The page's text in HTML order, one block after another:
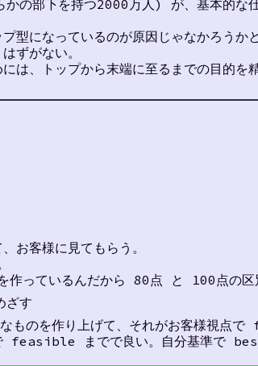
の部下を持つ2000万人) が、基本的な
型になっているのが原因じゃなかろう
ずがない。
は、トップから末端に至るまでの目的
客様に見てもらう。
作っているんだから 80点 と 100点の区
す
ものを作り上げて、それがお客様視点
で feasible までで良い。自分基準で